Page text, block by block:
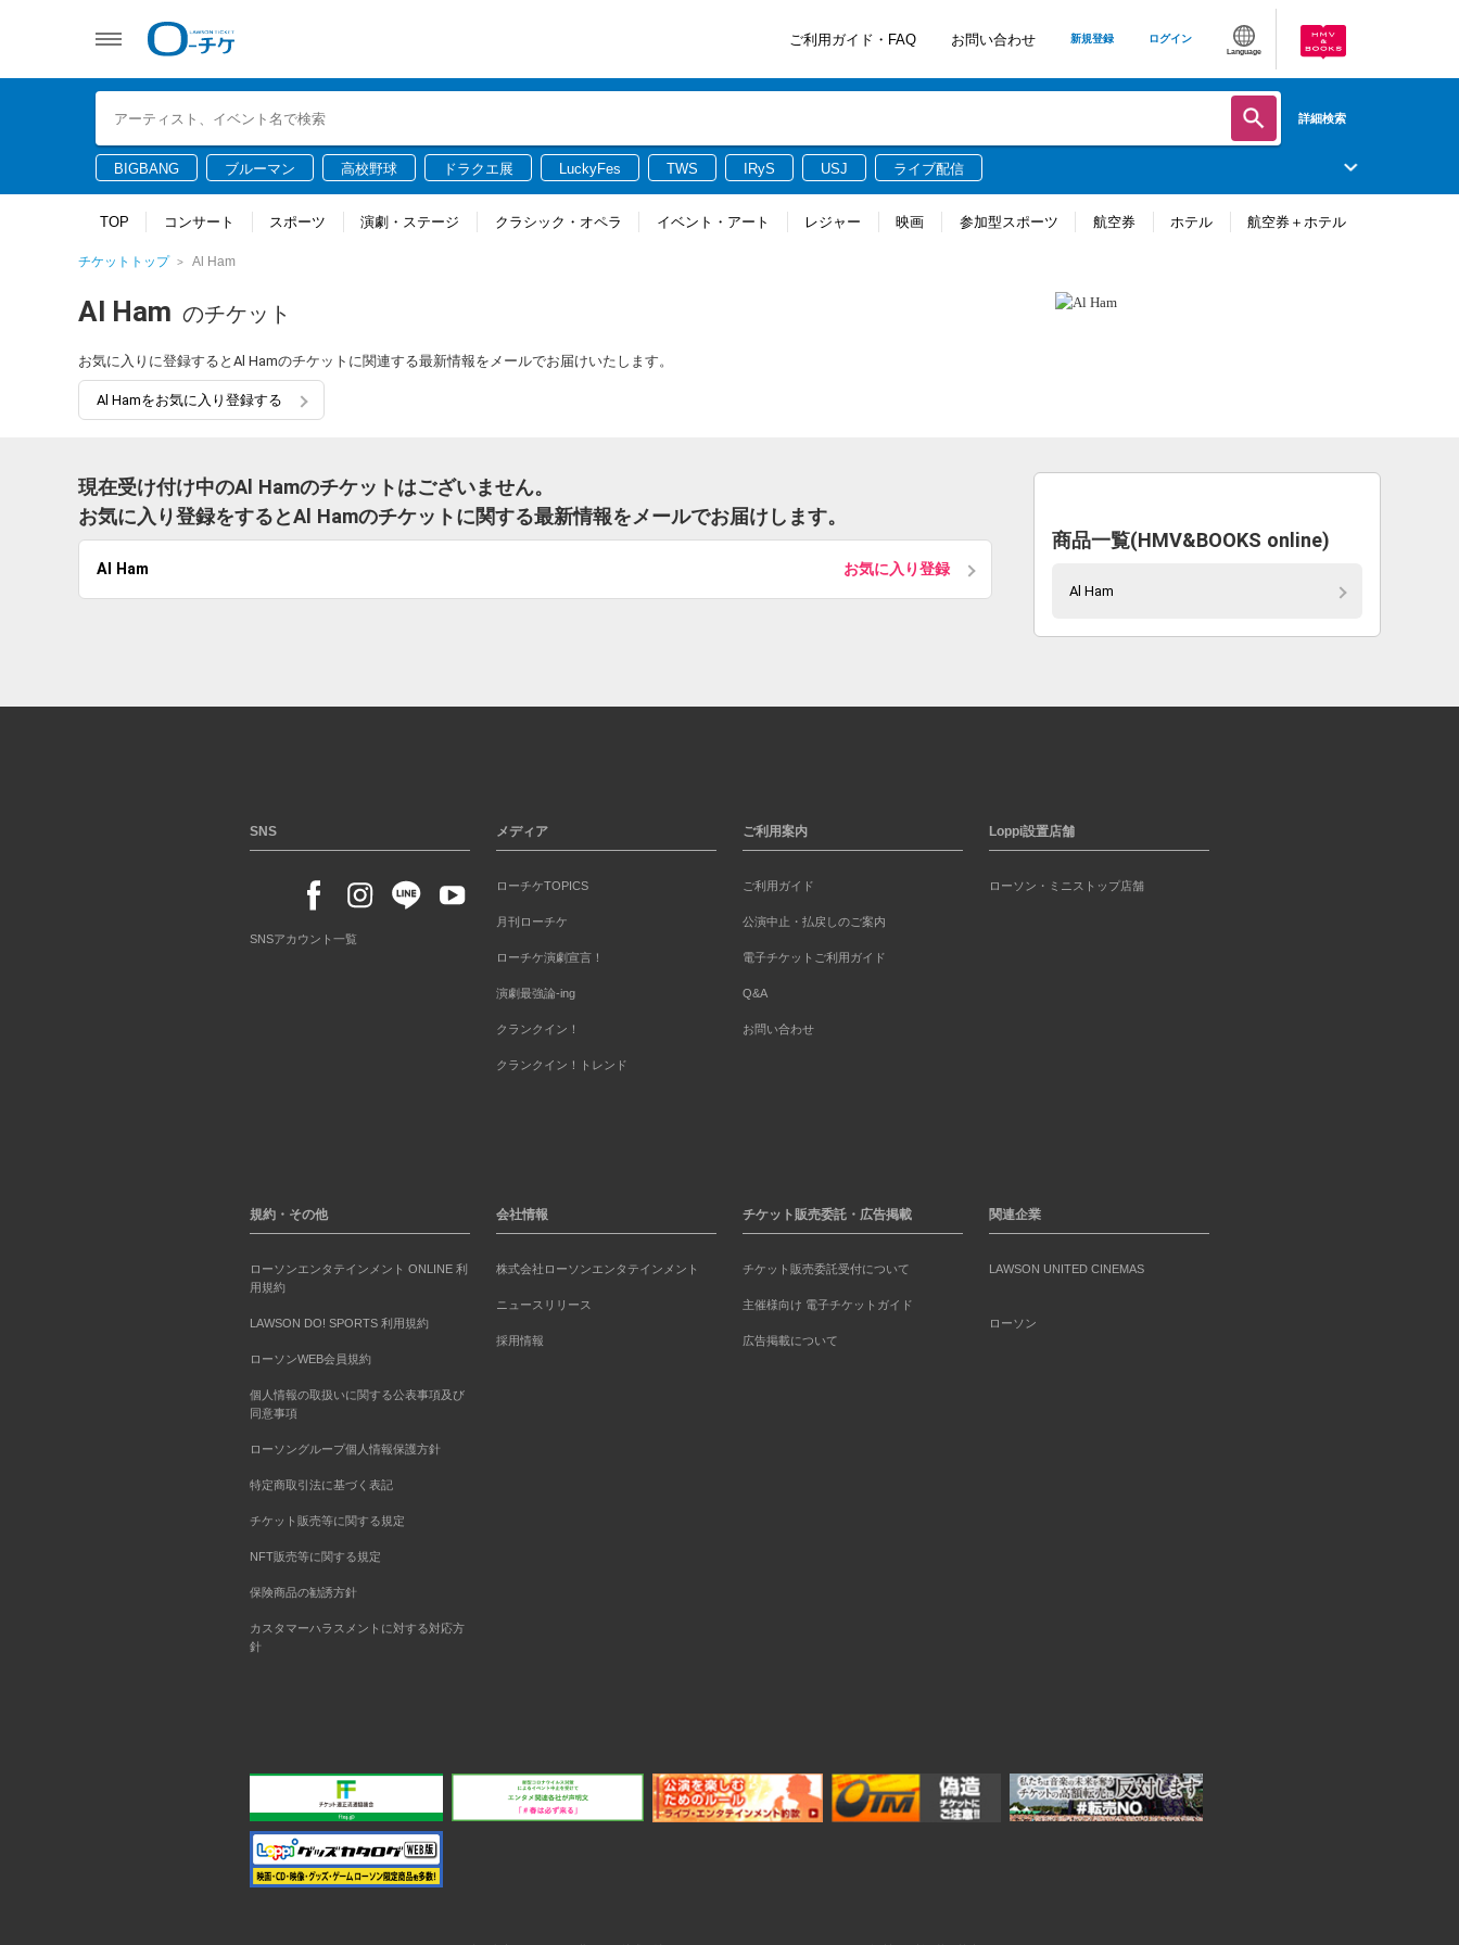
ご利用ガイド・FAQ お問い合わせ 新規登録 ログイン
Language
詳細検索
BIGBANG ブルーマン 高校野球 ドラクエ展 LuckyFes TWS IRyS USJ ライブ配信
TOP コンサート スポーツ 演劇・ステージ クラシック・オペラ イベント・アート レジャー 映画 参加型スポーツ 航空券 ホテル 航空券＋ホテル
チケットトップ Al Ham
Al Ham のチケット
お気に入りに登録するとAl Hamのチケットに関連する最新情報をメールでお届けいたします。
Al Hamをお気に入り登録する
現在受け付け中のAl Hamのチケットはございません。
お気に入り登録をするとAl Hamのチケットに関する最新情報をメールでお届けします。
Al Ham お気に入り登録
商品一覧(HMV&BOOKS online)
Al Ham
SNS
SNSアカウント一覧
メディア
ローチケTOPICS
月刊ローチケ
ローチケ演劇宣言！
演劇最強論-ing
クランクイン！
クランクイン！トレンド
ご利用案内
ご利用ガイド
公演中止・払戻しのご案内
電子チケットご利用ガイド
Q&A
お問い合わせ
Loppi設置店舗
ローソン・ミニストップ店舗
規約・その他
ローソンエンタテインメント ONLINE 利
用規約
LAWSON DO! SPORTS 利用規約
ローソンWEB会員規約
個人情報の取扱いに関する公表事項及び
同意事項
ローソングループ個人情報保護方針
特定商取引法に基づく表記
チケット販売等に関する規定
NFT販売等に関する規定
保険商品の勧誘方針
カスタマーハラスメントに対する対応方
針
会社情報
株式会社ローソンエンタテインメント
ニュースリリース
採用情報
チケット販売委託・広告掲載
チケット販売委託受付について
主催様向け 電子チケットガイド
広告掲載について
関連企業
LAWSON UNITED CINEMAS
ローソン